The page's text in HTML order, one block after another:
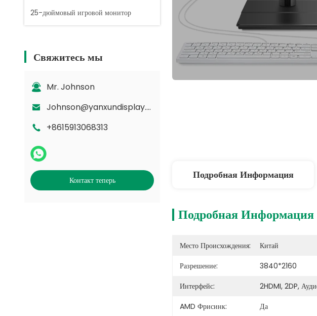
25-дюймовый игровой монитор
Свяжитесь мы
Mr. Johnson
Johnson@yanxundisplay.com
+8615913068313
Контакт теперь Подробная Информация
Подробная Информация
Место Происхождения: Китай
Разрешение:
3840*2160
Интерфейс:
2HDMI, 2DP,
AMD Фрисинк:
Да